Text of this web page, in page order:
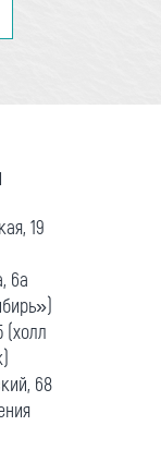
19
6а
(холл
68